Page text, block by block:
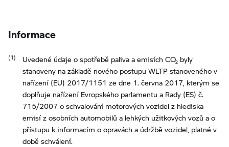
Informace
Uvedené údaje o spotřebě paliva a emisích CO₂ byly
stanoveny na základě nového postupu WLTP stanoveného v
nařízení (EU) 2017/1151 ze dne 1. června 2017, kterým se
doplňuje nařízení Evropského parlamentu a Rady (ES) č.
715/2007 o schvalování motorových vozidel z hlediska
emisí z osobních automobilů a lehkých užitkových vozů a o
přístupu k informacím o opravách a údržbě vozidel, platné v
době schválení.